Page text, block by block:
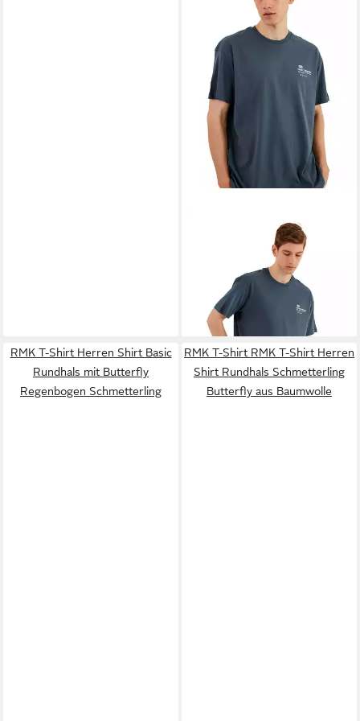
Oversize-Shirt
Herren T-Shirt: Trendige
Urban Streetwear für lässige
Styles (1-tlg) mit individuellem
Print
36,90 €
+13
RMK T-Shirt Herren Shirt Basic
Rundhals mit Butterfly
Regenbogen Schmetterling
RMK T-Shirt RMK T-Shirt Herren
Shirt Rundhals Schmetterling
Butterfly aus Baumwolle